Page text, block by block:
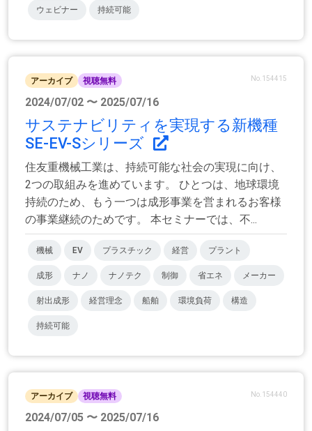
ウェビナー 持続可能
アーカイブ 視聴無料 No.154415
2024/07/02 〜 2025/07/16
サステナビリティを実現する新機種
SE-EV-Sシリーズ
住友重機械工業は、持続可能な社会の実現に向け、
2つの取組みを進めています。 ひとつは、地球環境
持続のため、もう一つは成形事業を営まれるお客様
の事業継続のためです。 本セミナーでは、不...
機械 EV プラスチック 経営 プラント
成形 ナノ ナノテク 制御 省エネ メーカー
射出成形 経営理念 船舶 環境負荷 構造
持続可能
アーカイブ 視聴無料 No.154440
2024/07/05 〜 2025/07/16